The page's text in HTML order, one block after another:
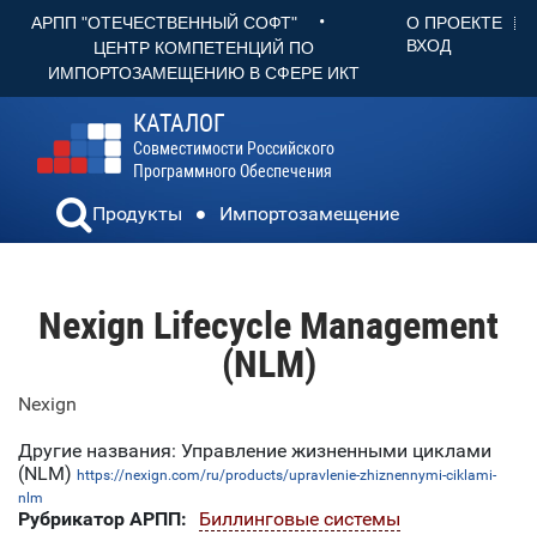
АРПП "ОТЕЧЕСТВЕННЫЙ СОФТ" •
ЦЕНТР КОМПЕТЕНЦИЙ ПО
ИМПОРТОЗАМЕЩЕНИЮ В СФЕРЕ ИКТ
О ПРОЕКТЕ
ВХОД
КАТАЛОГ
Совместимости Российского
Программного Обеспечения
Продукты Импортозамещение
Nexign Lifecycle Management
(NLM)
Nexign
Другие названия: Управление жизненными циклами
(NLM) https://nexign.com/ru/products/upravlenie-zhiznennymi-ciklami-
nlm
Рубрикатор АРПП:
Биллинговые системы